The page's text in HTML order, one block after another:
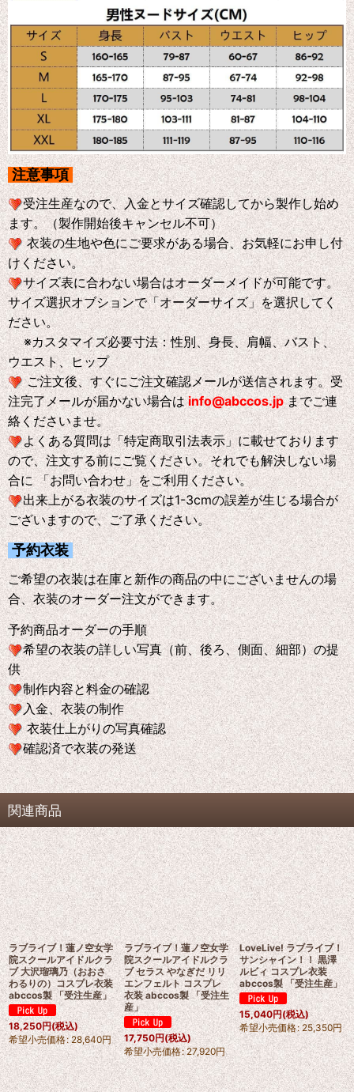
注意事項
受注生産なので、入金とサイズ確認してから製作し始め
ます。（製作開始後キャンセル不可）
衣装の生地や色にご要求がある場合、お気軽にお申し付
けください。
サイズ表に合わない場合はオーダーメイドが可能です。
サイズ選択オブションで「オーダーサイズ」を選択してく
ださい。
※カスタマイズ必要寸法：性別、身長、肩幅、バスト、
ウエスト、ヒップ
ご注文後、すぐにご注文確認メールが送信されます。受
注完了メールが届かない場合はinfo@abccos.jp までご連
絡くださいませ。
よくある質問は「特定商取引法表示」に載せております
ので、注文する前にご覧ください。それでも解決しない場
合に 「お問い合わせ」をご利用ください。
出来上がる衣装のサイズは1-3cmの誤差が生じる場合が
ございますので、ご了承ください。
予約衣装
ご希望の衣装は在庫と新作の商品の中にございませんの場
合、衣装のオーダー注文ができます。
予約商品オーダーの手順
希望の衣装の詳しい写真（前、後ろ、側面、細部）の提
供
制作内容と料金の確認
入金、衣装の制作
衣装仕上がりの写真確認
確認済で衣装の発送
関連商品
ラブライブ！蓮ノ空女学
院スクールアイドルクラ
ブ 大沢瑠璃乃（おおさ
わるりの）コスプレ衣装
abccos製 「受注生産」
18,250円(税込)
希望小売価格: 28,640円
ラブライブ！蓮ノ空女学
院スクールアイドルクラ
ブ セラス やなぎだ リリ
エンフェルト コスプレ
衣装 abccos製 「受注生
産」
17,750円(税込)
希望小売価格: 27,920円
LoveLive! ラブライブ！
サンシャイン！！ 黒澤
ルビィ コスプレ衣装
abccos製 「受注生産」
15,040円(税込)
希望小売価格: 25,350円